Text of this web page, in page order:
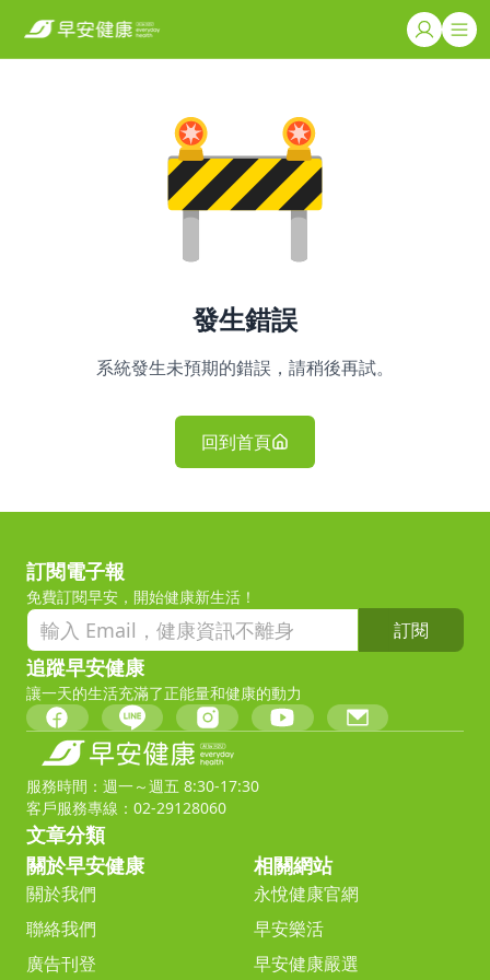
發生錯誤
系統發生未預期的錯誤，請稍後再試。
回到首頁
訂閱電子報
免費訂閱早安，開始健康新生活！
訂閱
追蹤早安健康
讓一天的生活充滿了正能量和健康的動力
服務時間：週一～週五 8:30-17:30
客戶服務專線：02-29128060
文章分類
關於早安健康
關於我們
聯絡我們
廣告刊登
相關網站
永悅健康官網
早安樂活
早安健康嚴選